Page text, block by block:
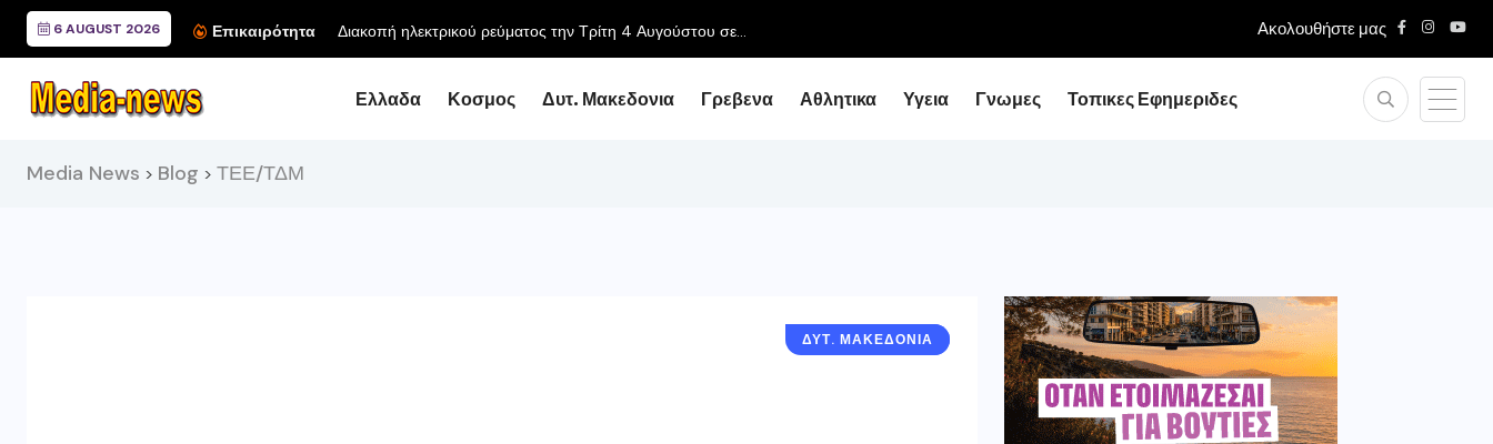
6 AUGUST 2026 Επικαιρότητα Διακοπή ηλεκτρικού ρεύματος την Τρίτη 4 Αυγούστου σε... Ακολουθήστε μας
Ελλαδα Κοσμος Δυτ. Μακεδονια Γρεβενα Αθλητικα Υγεια Γνωμες Τοπικες Εφημεριδες
Media News > Blog > ΤΕΕ/ΤΔΜ
ΓΡΕΒΕΝΑ
ΔΥΤ. ΜΑΚΕΔΟΝΙΑ